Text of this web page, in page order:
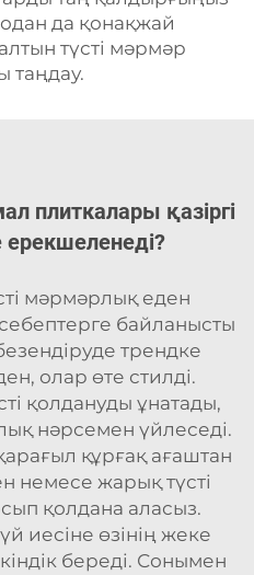
да қонақжай
түсті мәрмәр
таңдау.
плиткалары қазіргі
ерекшеленеді?
мәрмәрлық еден
байланысты
трендке
олар өте стилді.
қолдануды ұнатады,
нәрсемен үйлеседі.
құрғақ ағаштан
немесе жарық түсті
қолдана аласыз.
иесіне өзінің жеке
береді. Сонымен